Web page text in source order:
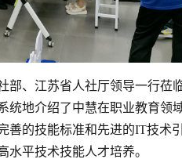
部、江苏省人社厅领导一行
统地介绍了中慧在职业教育领
善的技能标准和先进的IT技术
水平技术技能人才培养。